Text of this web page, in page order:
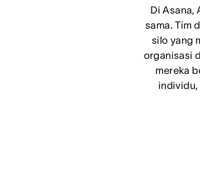
Di Asana,
sama. Tim
silo yang
organisasi
mereka
individu,